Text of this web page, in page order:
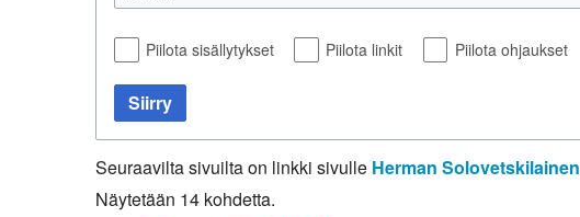
Suomen kirkko
Piilota sisällytykset Piilota linkit Piilota ohjaukset
Siirry
Seuraavilta sivuilta on linkki sivulle Herman Solovetskilainen
Näytetään 14 kohdetta.